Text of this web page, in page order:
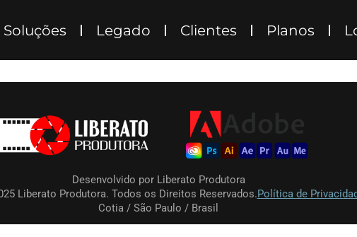
Soluções Legado Clientes Planos
Desenvolvido por Liberato Produtora
Liberato Produtora. Todos os Direitos Reservados.Política de
Cotia / São Paulo / Brasil